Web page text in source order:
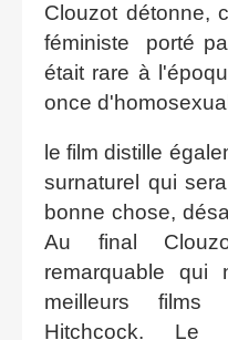
Clouzot détonne,
féministe porté
était rare à
once
le film distille
surnaturel qui
bonne chose,
Au final
remarquable
meilleurs
Hitchcock. Le